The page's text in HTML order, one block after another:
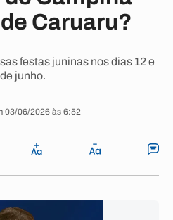
Caruaru?
festas juninas nos dias 12 e
junho.
03/06/2026 às 6:52